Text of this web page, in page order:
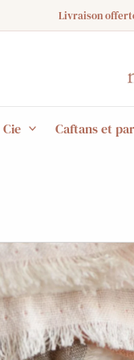
Livraison
Caftans et